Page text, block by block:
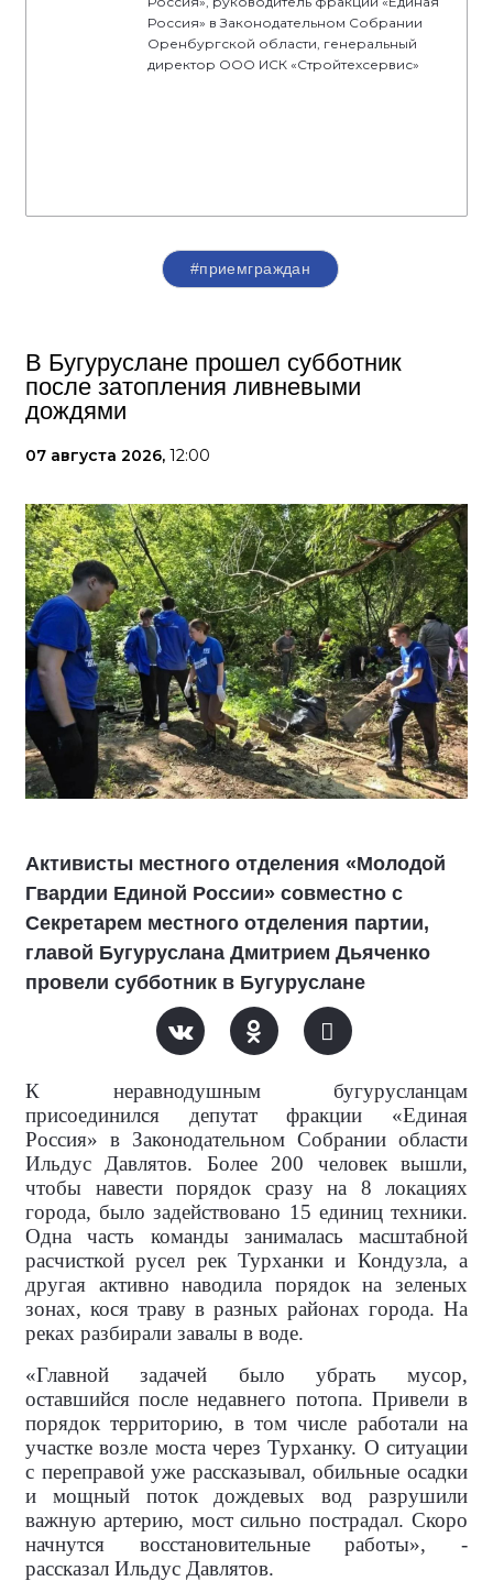
Россия» в Законодательном Собрании
Оренбургской области, генеральный
директор ООО ИСК «Стройтехсервис»
#приемграждан
В Бугуруслане прошел субботник
после затопления ливневыми
дождями
07 августа 2026, 12:00
Активисты местного отделения «Молодой
Гвардии Единой России» совместно с
Секретарем местного отделения партии,
главой Бугуруслана Дмитрием Дьяченко
провели субботник в Бугуруслане
К неравнодушным бугурусланцам
присоединился депутат фракции «Единая
Россия» в Законодательном Собрании области
Ильдус Давлятов. Более 200 человек вышли,
чтобы навести порядок сразу на 8 локациях
города, было задействовано 15 единиц техники.
Одна часть команды занималась масштабной
расчисткой русел рек Турханки и Кондузла, а
другая активно наводила порядок на зеленых
зонах, кося траву в разных районах города. На
реках разбирали завалы в воде.
«Главной задачей было убрать мусор,
оставшийся после недавнего потопа. Привели в
порядок территорию, в том числе работали на
участке возле моста через Турханку. О ситуации
с переправой уже рассказывал, обильные осадки
и мощный поток дождевых вод разрушили
важную артерию, мост сильно пострадал. Скоро
начнутся восстановительные работы», -
рассказал Ильдус Давлятов.